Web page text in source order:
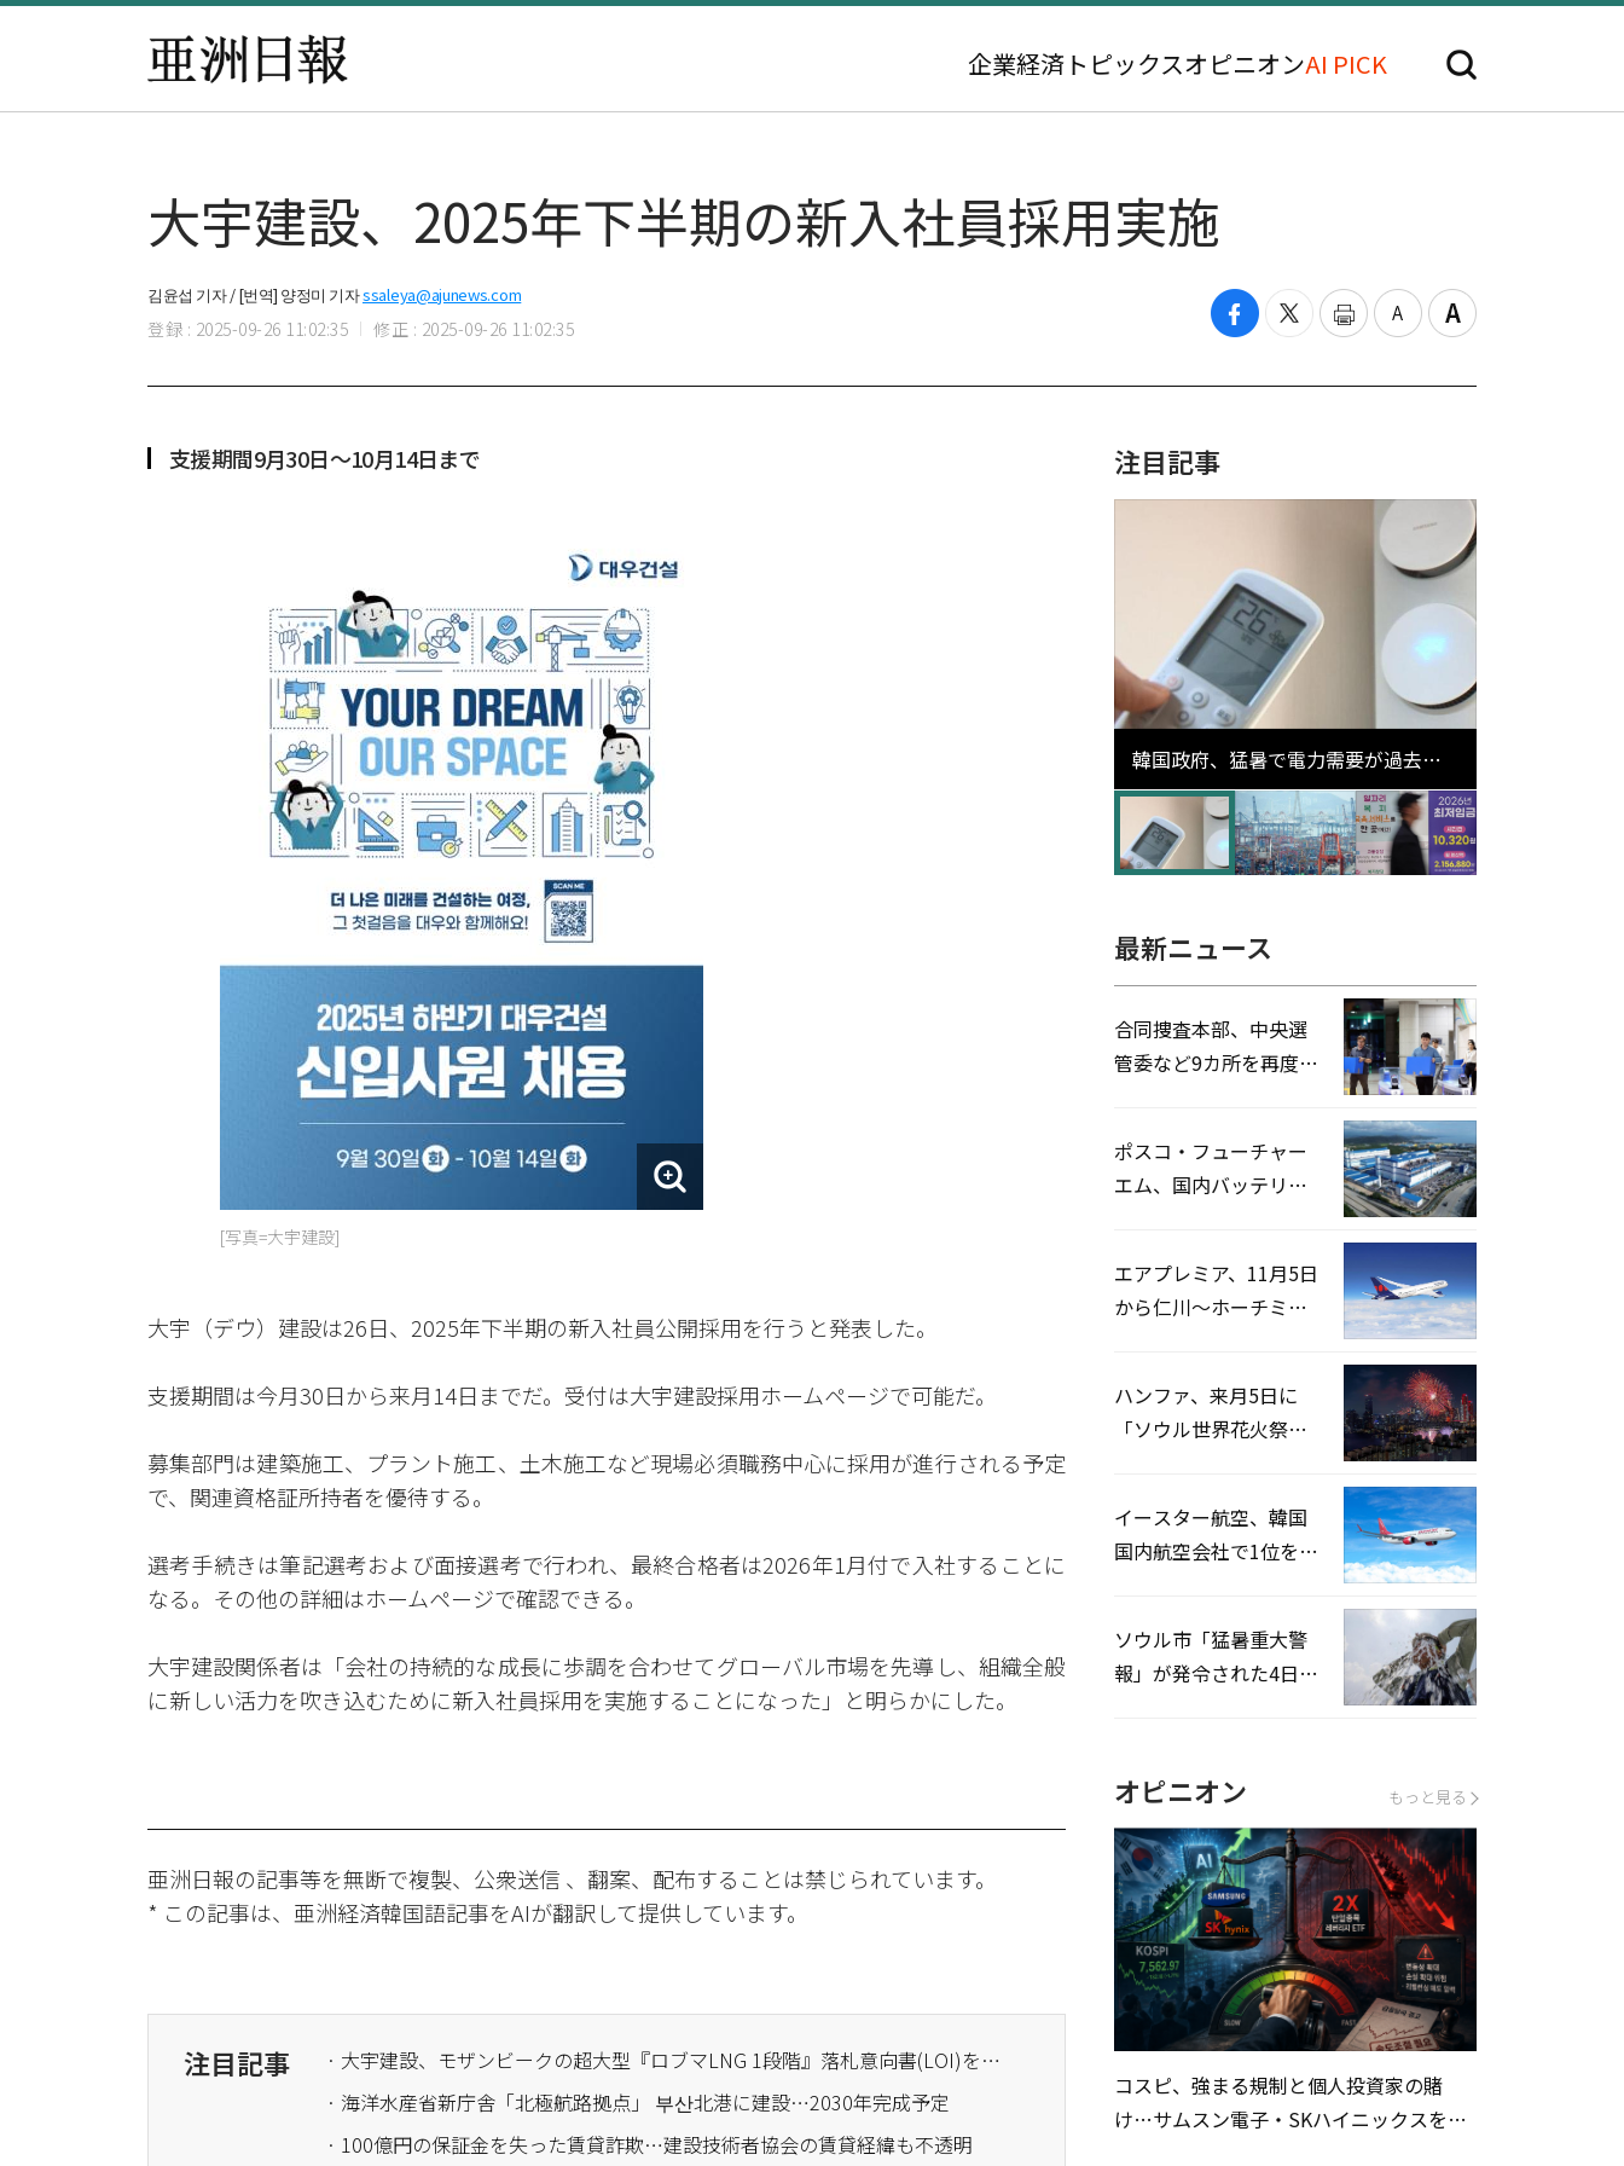
企業経済 トピックスオピニオンAI PICK
大宇建設、2025年下半期の新入社員採用実施
김윤섭 기자 / [번역] 양정미 기자ssaleya@ajunews.com
登録 : 2025-09-26 11:02:35 修正 : 2025-09-26 11:02:35
支援期間9月30日～10月14日まで
[写真=大宇建設]
大宇（デウ）建設は26日、2025年下半期の新入社員公開採用を行うと発表した。
支援期間は今月30日から来月14日までだ。受付は大宇建設採用ホームページで可能だ。
募集部門は建築施工、プラント施工、土木施工など現場必須職務中心に採用が進行される予定
で、関連資格証所持者を優待する。
選考手続きは筆記選考および面接選考で行われ、最終合格者は2026年1月付で入社することに
なる。その他の詳細はホームページで確認できる。
大宇建設関係者は「会社の持続的な成長に歩調を合わせてグローバル市場を先導し、組織全般
に新しい活力を吹き込むために新入社員採用を実施することになった」と明らかにした。
亜洲日報の記事等を無断で複製、公衆送信 、翻案、配布することは禁じられています。
* この記事は、亜洲経済韓国語記事をAIが翻訳して提供しています。
注目記事
· 大宇建設、モザンビークの超大型『ロブマLNG 1段階』落札意向書(LOI)を受領
· 海洋水産省新庁舎「北極航路拠点」 부산北港に建設…2030年完成予定
· 100億円の保証金を失った賃貸詐欺…建設技術者協会の賃貸経緯も不透明
注目記事
韓国政府、猛暑で電力需要が過去最
高更新の可能性に需給対応体制を点
検
最新ニュース
合同捜査本部、中央選
管委など9カ所を再度家
ポスコ・フューチャー
エム、国内バッテリー
エアプレミア、11月5日
から仁川〜ホーチミン
ハンファ、来月5日に
「ソウル世界花火祭り
イースター航空、韓国
国内航空会社で1位を記
ソウル市「猛暑重大警
報」が発令された4日、
オピニオン もっと見る
コスピ、強まる規制と個人投資家の賭
け…サムスン電子・SKハイニックスを巡